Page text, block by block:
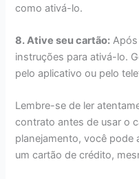
como ativá-lo.
8. Ative seu cartão:
instruções para ativá-lo.
pelo aplicativo ou pelo
Lembre-se de ler
contrato antes de usar o
planejamento, você pode
um cartão de crédito,